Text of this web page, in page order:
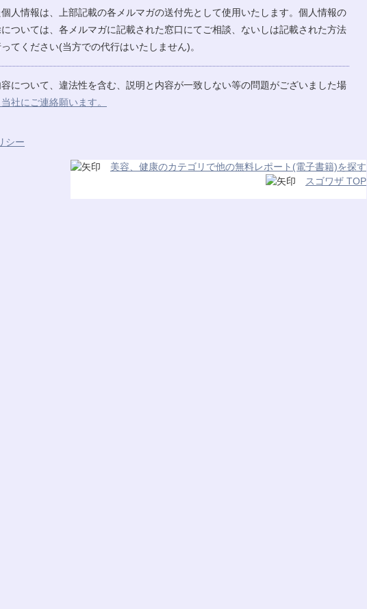
人情報は、上部記載の各メルマガの送付先として使用いたします。個人情報の
ついては、各メルマガに記載された窓口にてご相談、ないしは記載された方法
てください(当方での代行はいたしません)。
について、違法性を含む、説明と内容が一致しない等の問題がございました場
社にご連絡願います。
美容、健康のカテゴリで他の無料レポート(電子書籍)を探す
スゴワザ TOP